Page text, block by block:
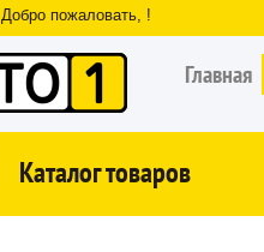
Добро пожаловать, !
Главная
Каталог товаров